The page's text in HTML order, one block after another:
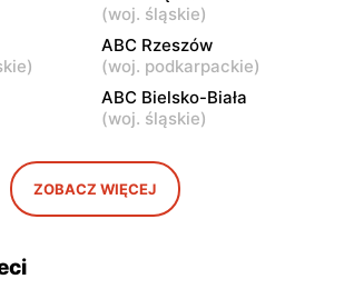
ABC
Warszawa, ul. Jana
Kochanowskiego 39
Warszawa, ul. Samarytanka
3
(woj. śląskie)
)
ABC Rzeszów
(woj. podkarpackie)
ABC Bielsko-Biała
(woj. śląskie)
ZOBACZ WIĘCEJ